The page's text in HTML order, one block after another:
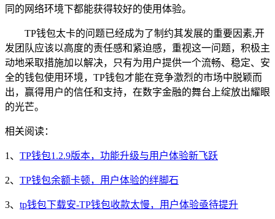
同的网络环境下都能获得较好的使用体验。
TP钱包太卡的问题已经成为了制约其发展的重要因素,开
发团队应该以高度的责任感和紧迫感，重视这一问题，积极主
动地采取措施加以解决，只有为用户提供一个流畅、稳定、安
全的钱包使用环境，TP钱包才能在竞争激烈的市场中脱颖而
出，赢得用户的信任和支持，在数字金融的舞台上绽放出耀眼
的光芒。
相关阅读：
1、 TP钱包1.2.9版本，功能升级与用户体验新飞跃
2、 TP钱包余额卡顿，用户体验的绊脚石
3、 tp钱包下载安-TP钱包收款太慢，用户体验亟待提升